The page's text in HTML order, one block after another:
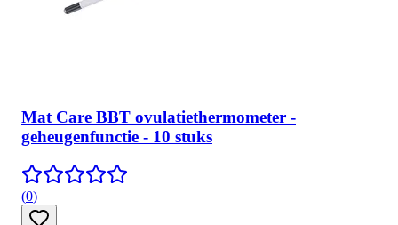
Mat Care BBT ovulatiethermometer -
geheugenfunctie - 10 stuks
(0)